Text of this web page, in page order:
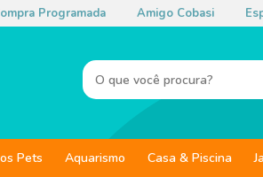
Programada Amigo Cobasi
Pets Aquarismo Casa & Piscina